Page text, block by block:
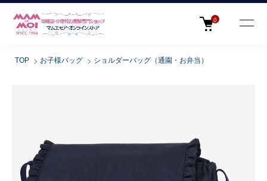
0
TOP お子様バッグ ショルダーバッグ（通園・お弁当）